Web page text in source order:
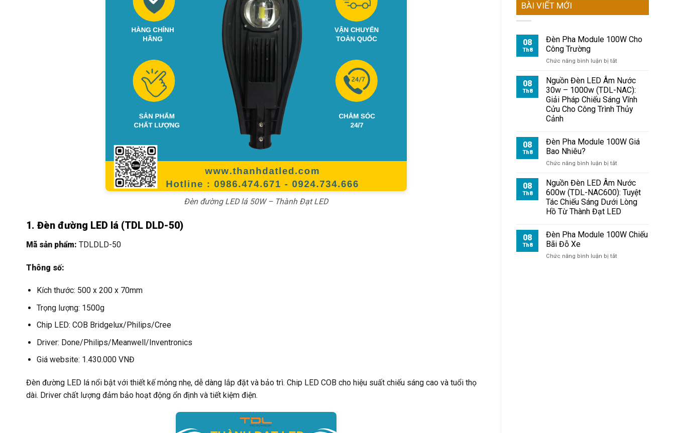
Đèn đường LED lá 50W – Thành Đạt LED
1. Đèn đường LED lá (TDL DLD-50)
Mã sản phẩm: TDLDLD-50
Thông số:
Kích thước: 500 x 200 x 70mm
Trọng lượng: 1500g
Chip LED: COB Bridgelux/Philips/Cree
Driver: Done/Philips/Meanwell/Inventronics
Giá website: 1.430.000 VNĐ
Đèn đường LED lá nổi bật với thiết kế mỏng nhẹ, dễ dàng lắp đặt và bảo trì. Chip LED COB cho hiệu suất chiếu sáng cao và tuổi thọ
dài. Driver chất lượng đảm bảo hoạt động ổn định và tiết kiệm điện.
BÀI VIẾT MỚI
08
Th8
Đèn Pha Module 100W Cho
Công Trường
Chức năng bình luận bị tắt
Pha
Module
100W
Cho
Công
08
Th8
Nguồn Đèn LED Âm Nước
30w – 1000w (TDL-NAC):
Giải Pháp Chiếu Sáng Vĩnh
Cửu Cho Công Trình Thủy
Cảnh
08
Th8
Đèn Pha Module 100W Giá
Bao Nhiêu?
Chức năng bình luận bị tắt
Pha
Module
100W
Giá
Bao
08
Th8
Nguồn Đèn LED Âm Nước
600w (TDL-NAC600): Tuyệt
Tác Chiếu Sáng Dưới Lòng
Hồ Từ Thành Đạt LED
08
Th8
Đèn Pha Module 100W Chiếu
Bãi Đỗ Xe
Chức năng bình luận bị tắt